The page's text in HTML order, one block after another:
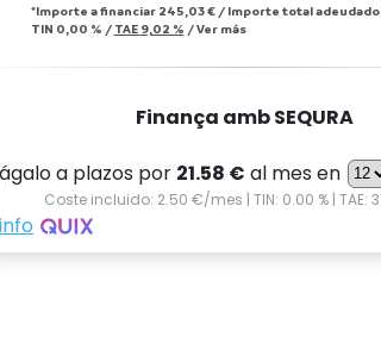
*Importe a financiar 245,03 € / Importe total adeudado
TIN 0,00 % / TAE 9,02 % /Ver más
Finança amb SEQURA